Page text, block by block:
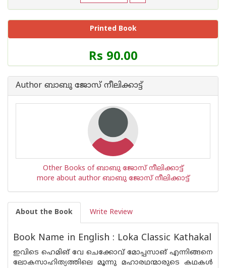
Printed Book
Price
of
Book
Rs 90.00
Author ബാബു ജോസ് നീലിക്കാട്ട്
Other Books of ബാബു ജോസ് നീലിക്കാട്ട്
more about author ബാബു ജോസ് നീലിക്കാട്ട്
About the Book Write Review
Book Name in English : Loka Classic Kathakal
ഇവിടെ ഹെമിങ് വേ ചെക്കോവ് മോപ്പസാങ് എന്നിങ്ങനെ
ലോകസാഹിത്യത്തിലെ മൂന്നു മഹാരഥന്മാരുടെ കഥകള്‍